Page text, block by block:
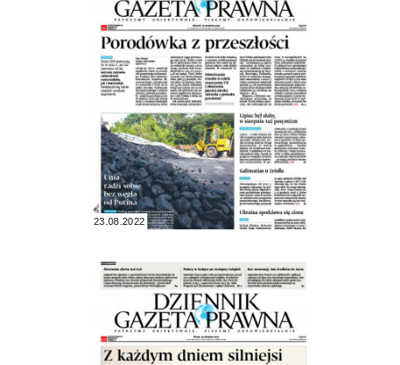
23.08.2022